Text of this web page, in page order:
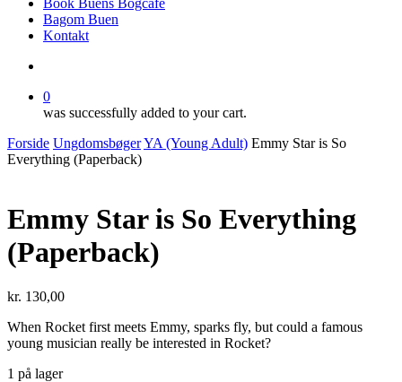
Book Buens Bogcafé
Bagom Buen
Kontakt
0
was successfully added to your cart.
Forside UngdomsbøgerYA (Young Adult) Emmy Star is So
Everything (Paperback)
Emmy Star is So Everything
(Paperback)
kr. 130,00
When Rocket first meets Emmy, sparks fly, but could a famous
young musician really be interested in Rocket?
1 på lager